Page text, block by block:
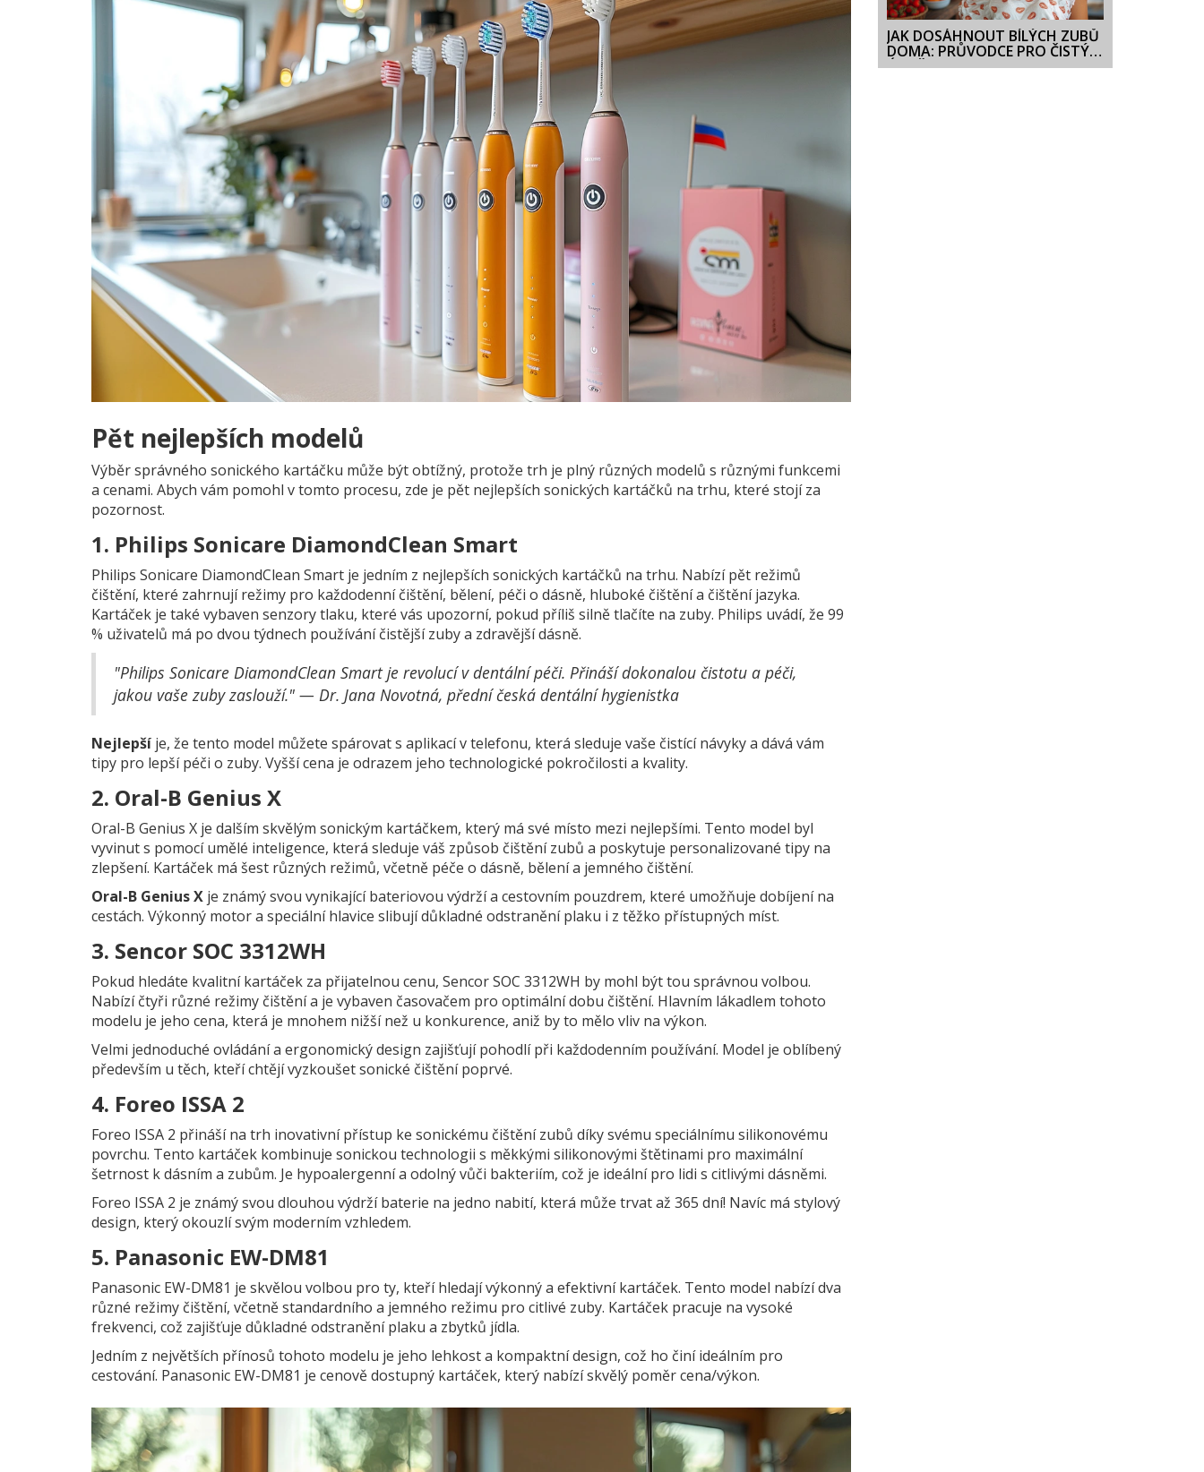
Pět nejlepších modelů
Výběr správného sonického kartáčku může být obtížný, protože trh je plný různých modelů s různými funkcemi
a cenami. Abych vám pomohl v tomto procesu, zde je pět nejlepších sonických kartáčků na trhu, které stojí za
pozornost.
1. Philips Sonicare DiamondClean Smart
Philips Sonicare DiamondClean Smart je jedním z nejlepších sonických kartáčků na trhu. Nabízí pět režimů
čištění, které zahrnují režimy pro každodenní čištění, bělení, péči o dásně, hluboké čištění a čištění jazyka.
Kartáček je také vybaven senzory tlaku, které vás upozorní, pokud příliš silně tlačíte na zuby. Philips uvádí, že 99
% uživatelů má po dvou týdnech používání čistější zuby a zdravější dásně.
"Philips Sonicare DiamondClean Smart je revolucí v dentální péči. Přináší dokonalou čistotu a péči,
jakou vaše zuby zaslouží." — Dr. Jana Novotná, přední česká dentální hygienistka
Nejlepší je, že tento model můžete spárovat s aplikací v telefonu, která sleduje vaše čistící návyky a dává vám
tipy pro lepší péči o zuby. Vyšší cena je odrazem jeho technologické pokročilosti a kvality.
2. Oral-B Genius X
Oral-B Genius X je dalším skvělým sonickým kartáčkem, který má své místo mezi nejlepšími. Tento model byl
vyvinut s pomocí umělé inteligence, která sleduje váš způsob čištění zubů a poskytuje personalizované tipy na
zlepšení. Kartáček má šest různých režimů, včetně péče o dásně, bělení a jemného čištění.
Oral-B Genius X je známý svou vynikající bateriovou výdrží a cestovním pouzdrem, které umožňuje dobíjení na
cestách. Výkonný motor a speciální hlavice slibují důkladné odstranění plaku i z těžko přístupných míst.
3. Sencor SOC 3312WH
Pokud hledáte kvalitní kartáček za přijatelnou cenu, Sencor SOC 3312WH by mohl být tou správnou volbou.
Nabízí čtyři různé režimy čištění a je vybaven časovačem pro optimální dobu čištění. Hlavním lákadlem tohoto
modelu je jeho cena, která je mnohem nižší než u konkurence, aniž by to mělo vliv na výkon.
Velmi jednoduché ovládání a ergonomický design zajišťují pohodlí při každodenním používání. Model je oblíbený
především u těch, kteří chtějí vyzkoušet sonické čištění poprvé.
4. Foreo ISSA 2
Foreo ISSA 2 přináší na trh inovativní přístup ke sonickému čištění zubů díky svému speciálnímu silikonovému
povrchu. Tento kartáček kombinuje sonickou technologii s měkkými silikonovými štětinami pro maximální
šetrnost k dásním a zubům. Je hypoalergenní a odolný vůči bakteriím, což je ideální pro lidi s citlivými dásněmi.
Foreo ISSA 2 je známý svou dlouhou výdrží baterie na jedno nabití, která může trvat až 365 dní! Navíc má stylový
design, který okouzlí svým moderním vzhledem.
5. Panasonic EW-DM81
Panasonic EW-DM81 je skvělou volbou pro ty, kteří hledají výkonný a efektivní kartáček. Tento model nabízí dva
různé režimy čištění, včetně standardního a jemného režimu pro citlivé zuby. Kartáček pracuje na vysoké
frekvenci, což zajišťuje důkladné odstranění plaku a zbytků jídla.
Jedním z největších přínosů tohoto modelu je jeho lehkost a kompaktní design, což ho činí ideálním pro
cestování. Panasonic EW-DM81 je cenově dostupný kartáček, který nabízí skvělý poměr cena/výkon.
JAK DOSÁHNOUT BÍLÝCH ZUBŮ
DOMA: PRŮVODCE PRO ČISTÝ
ÚSMĚV